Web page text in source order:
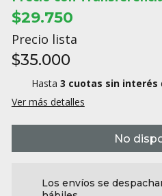
$29.750
Precio lista
$35.000
Hasta 3 cuotas sin interés
Ver más detalles
No
Los envíos se